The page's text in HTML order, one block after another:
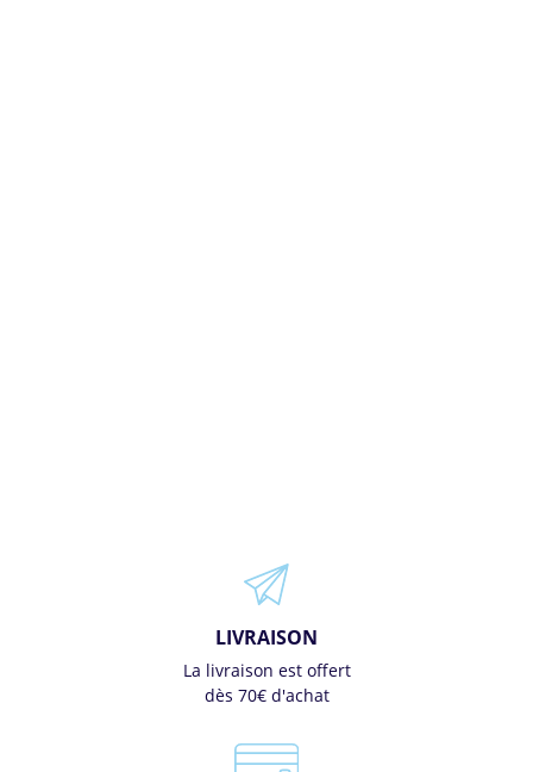
LIVRAISON
La livraison est offert
dès 70€ d'achat